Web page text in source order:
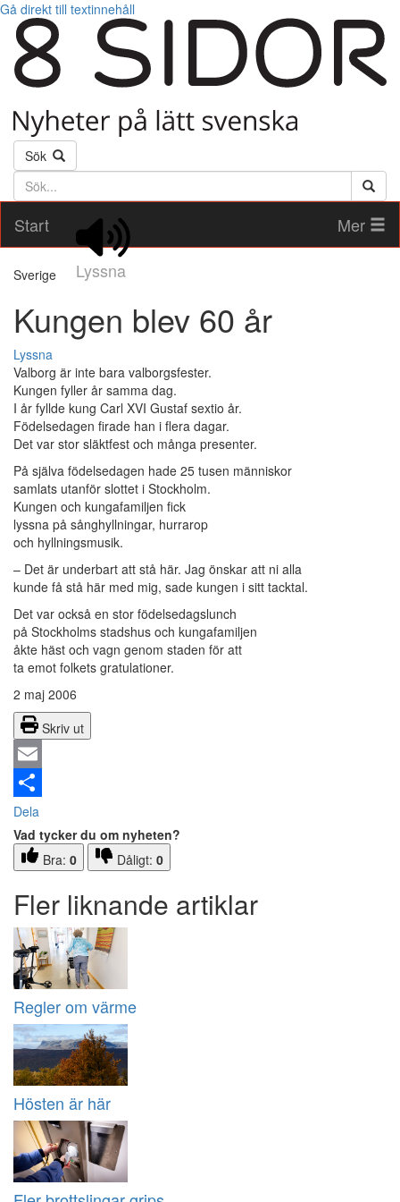
Gå direkt till textinnehåll
Sök
Söktext
Start
Lyssna
Mer
Sverige
Kungen blev 60 år
Lyssna
Valborg är inte bara valborgsfester.
Kungen fyller år samma dag.
I år fyllde kung Carl XVI Gustaf sextio år.
Födelsedagen firade han i flera dagar.
Det var stor släktfest och många presenter.
På själva födelsedagen hade 25 tusen människor
samlats utanför slottet i Stockholm.
Kungen och kungafamiljen fick
lyssna på sånghyllningar, hurrarop
och hyllningsmusik.
– Det är underbart att stå här. Jag önskar att ni alla
kunde få stå här med mig, sade kungen i sitt tacktal.
Det var också en stor födelsedagslunch
på Stockholms stadshus och kungafamiljen
åkte häst och vagn genom staden för att
ta emot folkets gratulationer.
2 maj 2006
Skriv ut
Email
Dela
Vad tycker du om nyheten?
Bra: 0 Dåligt: 0
Fler liknande artiklar
Regler om värme
Hösten är här